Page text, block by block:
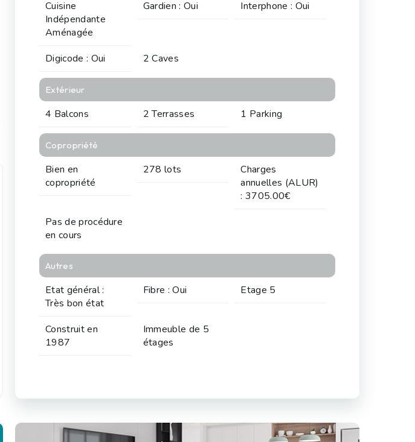
Cuisine
Indépendante
Aménagée
Gardien : Oui Interphone : Oui
Digicode : Oui 2 Caves
Extérieur
4 Balcons 2 Terrasses 1 Parking
Copropriété
Bien en
copropriété
278 lots
Charges
annuelles (ALUR)
: 3705.00€
Pas de procédure
en cours
Autres
Etat général :
Très bon état
Fibre : Oui Etage 5
Construit en
1987
Immeuble de 5
étages